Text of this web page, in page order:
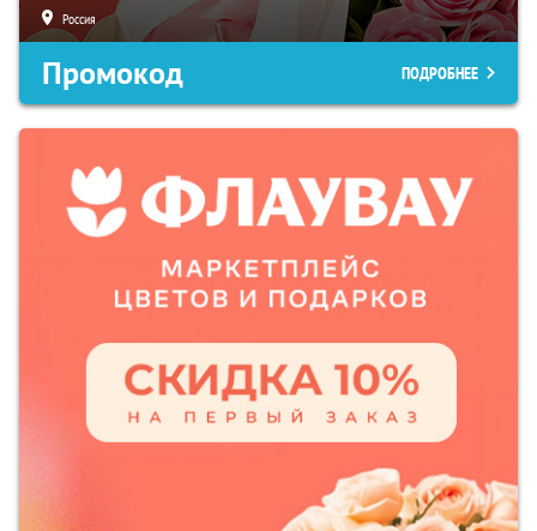
Россия
Промокод ПОДРОБНЕЕ